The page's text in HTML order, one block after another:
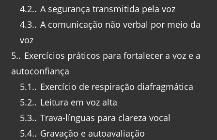
4.2. A segurança transmitida pela voz
4.3. A comunicação não verbal por meio da
voz
5. Exercícios práticos para fortalecer a voz e a
autoconfiança
5.1. Exercício de respiração diafragmática
5.2. Leitura em voz alta
5.3. Trava-línguas para clareza vocal
5.4. Gravação e autoavaliação